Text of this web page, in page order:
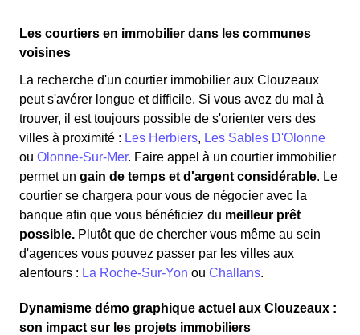
Les courtiers en immobilier dans les communes
voisines
La recherche d'un courtier immobilier aux Clouzeaux
peut s'avérer longue et difficile. Si vous avez du mal à
trouver, il est toujours possible de s'orienter vers des
villes à proximité : Les Herbiers, Les Sables D'Olonne
ou Olonne-Sur-Mer. Faire appel à un courtier immobilier
permet un gain de temps et d'argent considérable. Le
courtier se chargera pour vous de négocier avec la
banque afin que vous bénéficiez du meilleur prêt
possible. Plutôt que de chercher vous même au sein
d'agences vous pouvez passer par les villes aux
alentours : La Roche-Sur-Yon ou Challans.
Dynamisme démo graphique actuel aux Clouzeaux :
son impact sur les projets immobiliers